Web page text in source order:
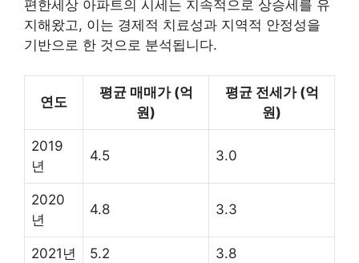
편한세상 아파트의 시세는 지속적으로 상승세를 유
지해왔고, 이는 경제적 치료성과 지역적 안정성을
기반으로 한 것으로 분석됩니다.
연도
평균 매매가 (억
원)
평균 전세가 (억
원)
2019
년
4.5 3.0
2020
년
4.8 3.3
2021년 5.2 3.8